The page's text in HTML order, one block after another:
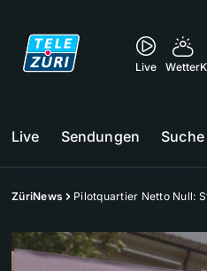
Live Wetter
Live Sendungen Suche
ZüriNews Pilotquartier Netto Null: